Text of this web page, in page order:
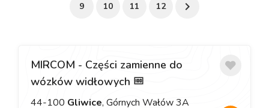
9 10 11 12
MIRCOM - Części zamienne do
wózków widłowych
44-100 Gliwice, Górnych Wałów 3A